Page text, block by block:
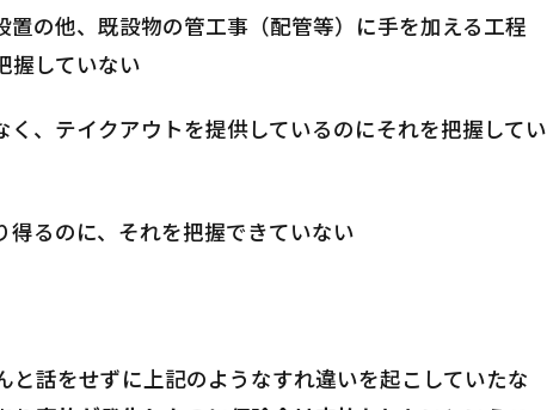
の他、既設物の管工事（配管等）に手を加える工程
握していない
、テイクアウトを提供しているのにそれを把握してい
るのに、それを把握できていない
と話をせずに上記のようなすれ違いを起こしていたな